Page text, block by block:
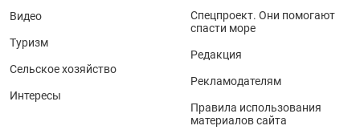
Видео
Туризм
Сельское хозяйство
Интересы
Спецпроект. Они помогают
спасти море
Редакция
Рекламодателям
Правила использования
материалов сайта